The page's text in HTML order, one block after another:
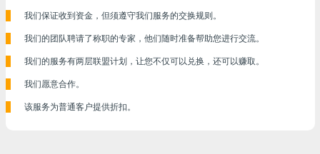
我们保证收到资金，但须遵守我们服务的交换规则。
我们的团队聘请了称职的专家，他们随时准备帮助您进行交流。
我们的服务有两层联盟计划，让您不仅可以兑换，还可以赚取。
我们愿意合作。
该服务为普通客户提供折扣。